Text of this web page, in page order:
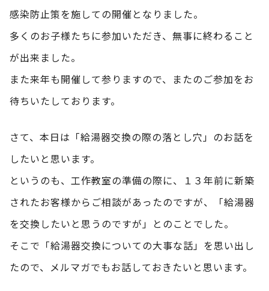
感染防止策を施しての開催となりました。
多くのお子様たちに参加いただき、無事に終わること
が出来ました。
また来年も開催して参りますので、またのご参加をお
待ちいたしております。
さて、本日は「給湯器交換の際の落とし穴」のお話を
したいと思います。
というのも、工作教室の準備の際に、１３年前に新築
されたお客様からご相談があったのですが、「給湯器
を交換したいと思うのですが」とのことでした。
そこで「給湯器交換についての大事な話」を思い出し
たので、メルマガでもお話しておきたいと思います。